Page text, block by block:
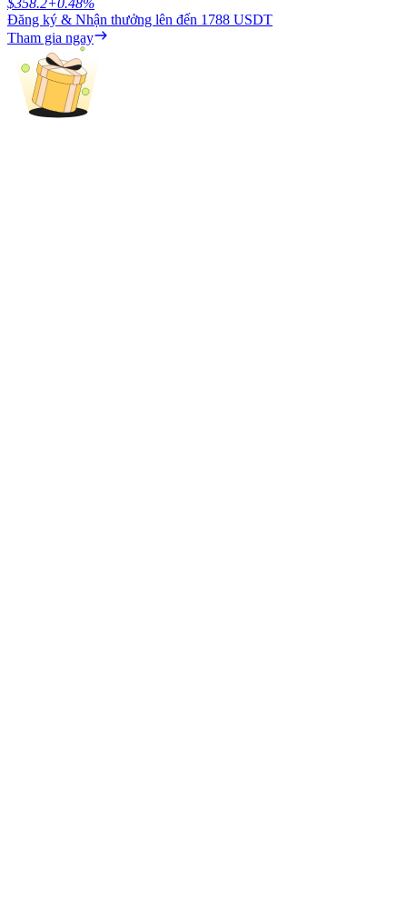
Đối tác Bitrue
Đăng ký & Nhận thưởng lên đến 1788 USDT
Tham gia ngay